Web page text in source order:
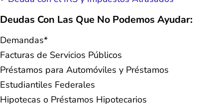
Deudas Con Las Que No Podemos Ayudar:
Demandas*
Facturas de Servicios Públicos
Préstamos para Automóviles y Préstamos
Estudiantiles Federales
Hipotecas o Préstamos Hipotecarios